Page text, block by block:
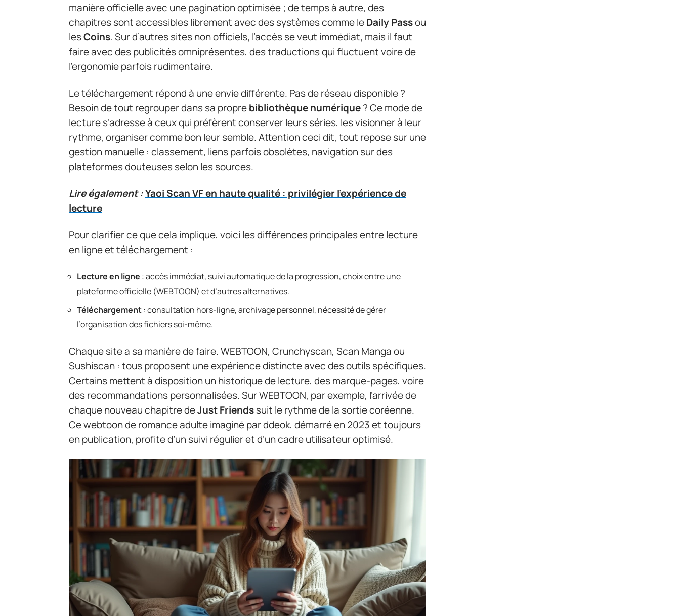
manière officielle avec une pagination optimisée ; de temps à autre, des
chapitres sont accessibles librement avec des systèmes comme leDaily Passou
lesCoins. Sur d’autres sites non officiels, l’accès se veut immédiat, mais il faut
faire avec des publicités omniprésentes, des traductions qui fluctuent voire de
l’ergonomie parfois rudimentaire.
Le téléchargement répond à une envie différente. Pas de réseau disponible ?
Besoin de tout regrouper dans sa proprebibliothèque numérique? Ce mode de
lecture s’adresse à ceux qui préfèrent conserver leurs séries, les visionner à leur
rythme, organiser comme bon leur semble. Attention ceci dit, tout repose sur une
gestion manuelle : classement, liens parfois obsolètes, navigation sur des
plateformes douteuses selon les sources.
Lire également :Yaoi Scan VF en haute qualité : privilégier l'expérience de
lecture
Pour clarifier ce que cela implique, voici les différences principales entre lecture
en ligne et téléchargement :
Lecture en ligne : accès immédiat, suivi automatique de la progression, choix entre une
plateforme officielle (WEBTOON) et d’autres alternatives.
Téléchargement: consultation hors-ligne, archivage personnel, nécessité de gérer
l’organisation des fichiers soi-même.
Chaque site a sa manière de faire. WEBTOON, Crunchyscan, Scan Manga ou
Sushiscan : tous proposent une expérience distincte avec des outils spécifiques.
Certains mettent à disposition un historique de lecture, des marque-pages, voire
des recommandations personnalisées. Sur WEBTOON, par exemple, l’arrivée de
chaque nouveau chapitre deJust Friendssuit le rythme de la sortie coréenne.
Ce webtoon de romance adulte imaginé par ddeok, démarré en 2023 et toujours
en publication, profite d’un suivi régulier et d’un cadre utilisateur optimisé.